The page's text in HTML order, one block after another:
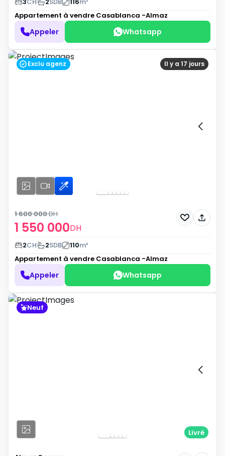
Appartement à vendre Casablanca -Almaz
Appeler Whatsapp
Il y a 17 jours
Exclu agenz
1 550 000DH
1 600 000DH
2CH 2SDB 110m²
Appartement à vendre Casablanca -Almaz
Appeler Whatsapp
Neuf
Livré